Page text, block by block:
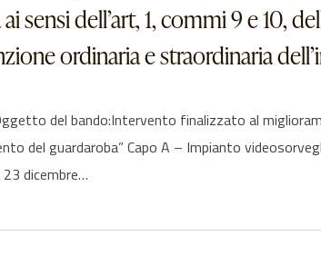
dell’art, 1, commi 9 e 10,
ordinaria e straordinaria
del bando:Intervento finalizzato al
del guardaroba” Capo A – Impianto
dicembre…